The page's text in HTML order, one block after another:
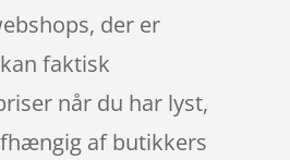
der er
faktisk
når du har lyst,
af butikkers